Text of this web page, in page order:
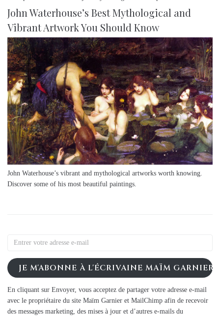
John Waterhouse’s Best Mythological and
Vibrant Artwork You Should Know
John Waterhouse’s vibrant and mythological artworks worth knowing.
Discover some of his most beautiful paintings.
JE M'ABONNE À L'ÉCRIVAINE MAÏM GARNIER
En cliquant sur Envoyer, vous acceptez de partager votre adresse e-mail
avec le propriétaire du site Maïm Garnier et MailChimp afin de recevoir
des messages marketing, des mises à jour et d’autres e-mails du